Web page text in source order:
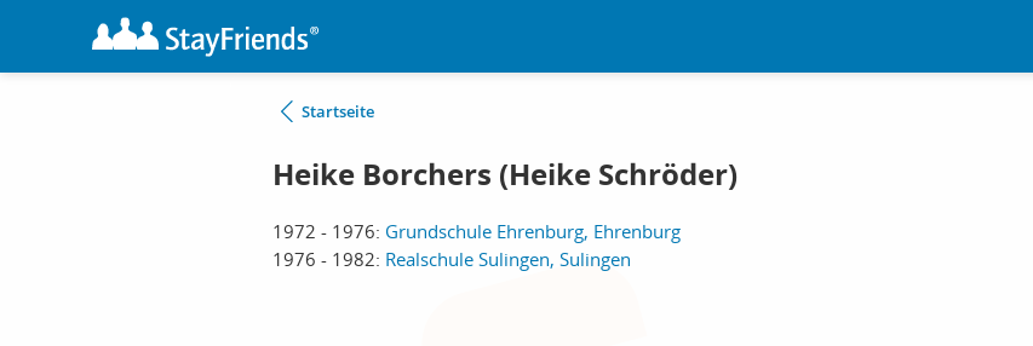
Startseite
Heike Borchers (Heike Schröder)
1972 - 1976: Grundschule Ehrenburg, Ehrenburg
1976 - 1982: Realschule Sulingen, Sulingen